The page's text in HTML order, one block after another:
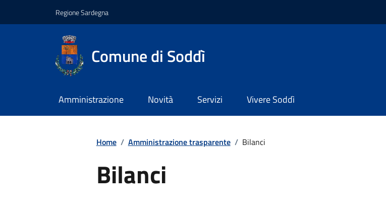
Regione Sardegna
Comune di Soddì
Amministrazione Novità Servizi Vivere Soddì
Home / Amministrazione trasparente / Bilanci
Bilanci